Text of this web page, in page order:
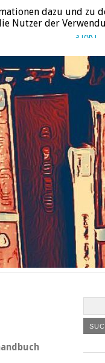
START
dazu und zu
Nutzer der